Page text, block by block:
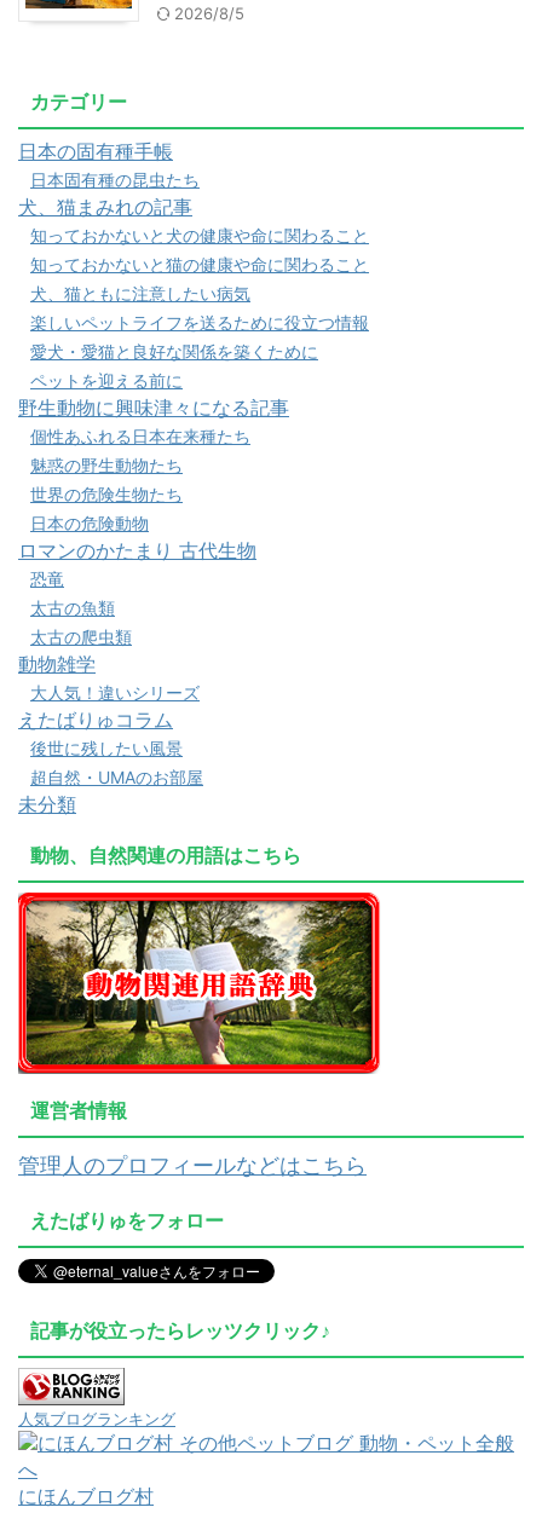
2026/8/5
カテゴリー
日本の固有種手帳
日本固有種の昆虫たち
犬、猫まみれの記事
知っておかないと犬の健康や命に関わること
知っておかないと猫の健康や命に関わること
犬、猫ともに注意したい病気
楽しいペットライフを送るために役立つ情報
愛犬・愛猫と良好な関係を築くために
ペットを迎える前に
野生動物に興味津々になる記事
個性あふれる日本在来種たち
魅惑の野生動物たち
世界の危険生物たち
日本の危険動物
ロマンのかたまり 古代生物
恐竜
太古の魚類
太古の爬虫類
動物雑学
大人気！違いシリーズ
えたばりゅコラム
後世に残したい風景
超自然・UMAのお部屋
未分類
動物、自然関連の用語はこちら
運営者情報
管理人のプロフィールなどはこちら
えたばりゅをフォロー
記事が役立ったらレッツクリック♪
人気ブログランキング
にほんブログ村